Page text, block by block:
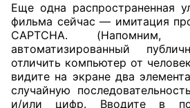
Еще одна распространенная
фильма сейчас — имитация
CAPTCHA. (Напомним,
автоматизированный
отличить компьютер от
видите на экране два
случайную
и/или цифр. Вводите в